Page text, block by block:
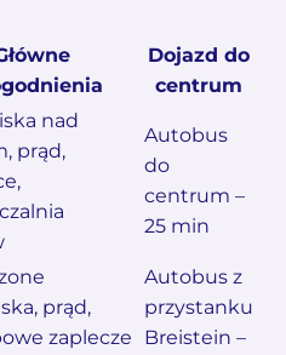
Dojazd do
centrum
nad
prąd,
Autobus
do
centrum –
25 min
prąd,
zaplecze
Autobus z
przystanku
Breistein –